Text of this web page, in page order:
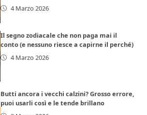
4 Marzo 2026
Il segno zodiacale che non paga mai il
conto (e nessuno riesce a capirne il perché)
4 Marzo 2026
Butti ancora i vecchi calzini? Grosso errore,
puoi usarli così e le tende brillano